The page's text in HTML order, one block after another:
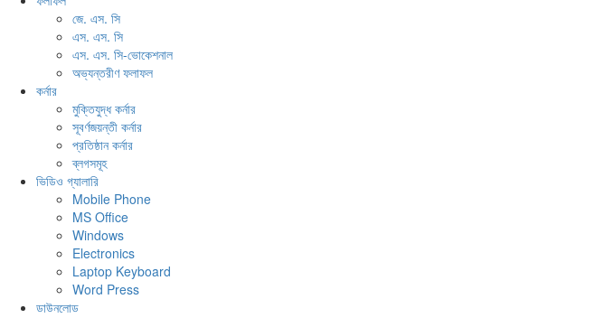
জে. এস. সি
এস. এস. সি
এস. এস. সি-ভোকেশনাল
অভ্যন্তরীণ ফলাফল
কর্নার
মুক্তিযুদ্ধ কর্নার
সূবর্ণজয়ন্তী কর্নার
প্রতিষ্ঠান কর্নার
ব্লগসমূহ
ভিডিও গ্যালারি
Mobile Phone
MS Office
Windows
Electronics
Laptop Keyboard
Word Press
ডাউনলোড